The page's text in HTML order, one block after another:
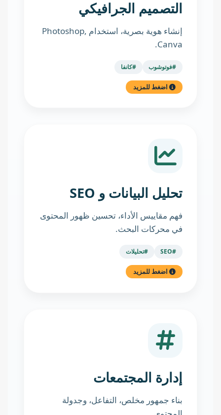
التصميم الجرافيكي
إنشاء هوية بصرية، استخدام Photoshop,
Canva.
#فوتوشوب #كانفا
اضغط للمزيد
تحليل البيانات و SEO
فهم مقاييس الأداء، تحسين ظهور المحتوى
في محركات البحث.
#تحليلات
اضغط للمزيد
إدارة المجتمعات
بناء جمهور مخلص، التفاعل، وجدولة